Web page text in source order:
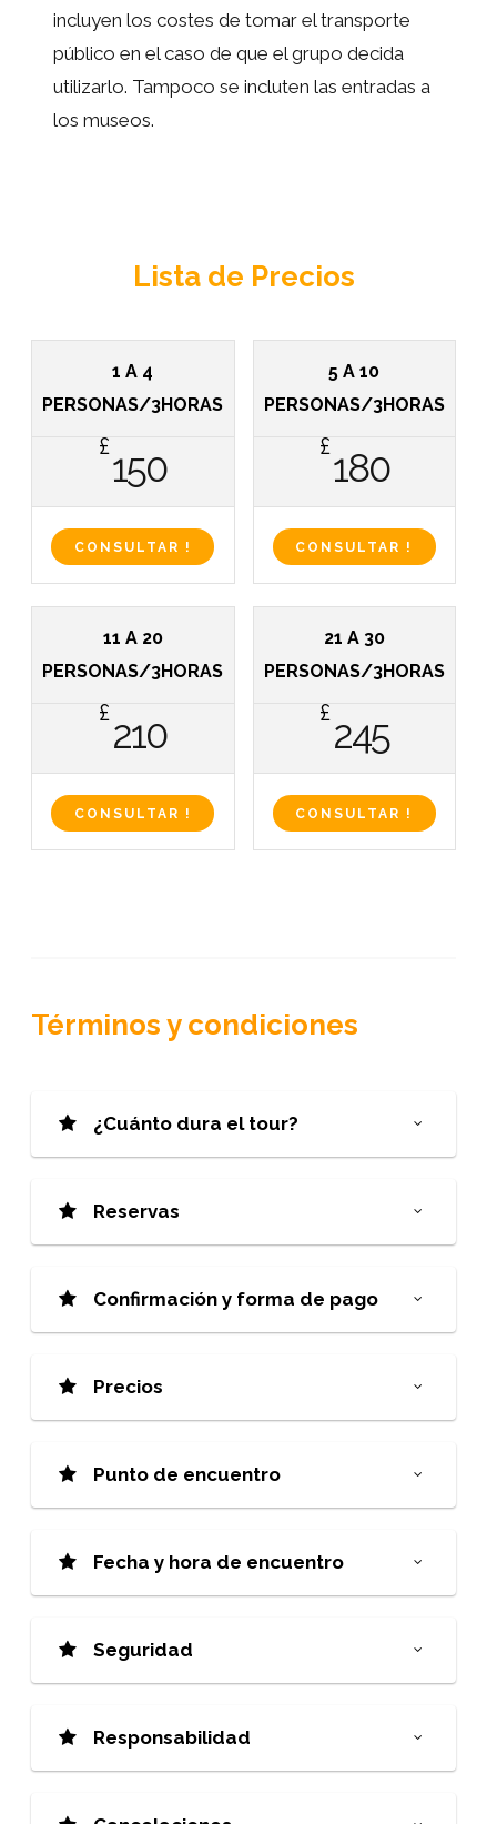
incluyen los costes de tomar el transporte
público en el caso de que el grupo decida
utilizarlo. Tampoco se incluten las entradas a
los museos.
Lista de Precios
1 A 4
PERSONAS/3HORAS
£150
CONSULTAR !
5 A 10
PERSONAS/3HORAS
£180
CONSULTAR !
11 A 20
PERSONAS/3HORAS
£210
CONSULTAR !
21 A 30
PERSONAS/3HORAS
£245
CONSULTAR !
Términos y condiciones
¿Cuánto dura el tour?
Reservas
Confirmación y forma de pago
Precios
Punto de encuentro
Fecha y hora de encuentro
Seguridad
Responsabilidad